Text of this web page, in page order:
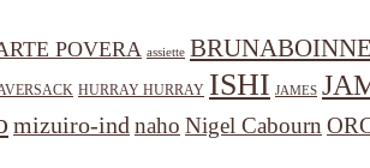
POVERA assiette BRUNABOINNE
HURRAY HURRAY ISHI JAMES
mizuiro-ind naho Nigel Cabourn